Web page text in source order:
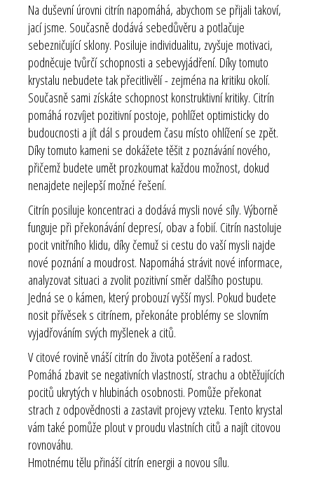
Na duševní úrovni citrín napomáhá, abychom se přijali takoví,
jací jsme. Současně dodává sebedůvěru a potlačuje
sebezničující sklony. Posiluje individualitu, zvyšuje motivaci,
podněcuje tvůrčí schopnosti a sebevyjádření. Díky tomuto
krystalu nebudete tak přecitlivělí - zejména na kritiku okolí.
Současně sami získáte schopnost konstruktivní kritiky. Citrín
pomáhá rozvíjet pozitivní postoje, pohlížet optimisticky do
budoucnosti a jít dál s proudem času místo ohlížení se zpět.
Díky tomuto kameni se dokážete těšit z poznávání nového,
přičemž budete umět prozkoumat každou možnost, dokud
nenajdete nejlepší možné řešení.
Citrín posiluje koncentraci a dodává mysli nové síly. Výborně
funguje při překonávání depresí, obav a fobií. Citrín nastoluje
pocit vnitřního klidu, díky čemuž si cestu do vaší mysli najde
nové poznání a moudrost. Napomáhá strávit nové informace,
analyzovat situaci a zvolit pozitivní směr dalšího postupu.
Jedná se o kámen, který probouzí vyšší mysl. Pokud budete
nosit přívěsek s citrínem, překonáte problémy se slovním
vyjadřováním svých myšlenek a citů.
V citové rovině vnáší citrín do života potěšení a radost.
Pomáhá zbavit se negativních vlastností, strachu a obtěžujících
pocitů ukrytých v hlubinách osobnosti. Pomůže překonat
strach z odpovědnosti a zastavit projevy vzteku. Tento krystal
vám také pomůže plout v proudu vlastních citů a najít citovou
rovnováhu.
Hmotnému tělu přináší citrín energii a novou sílu.